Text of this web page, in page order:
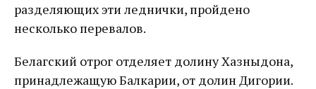
разделяющих эти леднички, пройдено
несколько перевалов.
Белагский отрог отделяет долину Хазныдона,
принадлежащую Балкарии, от долин Дигории.